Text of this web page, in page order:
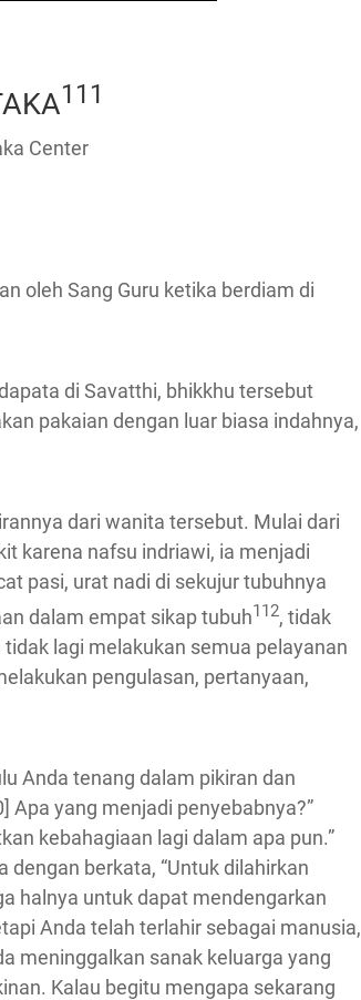
111
Center
oleh Sang Guru ketika berdiam di
di Savatthi, bhikkhu tersebut
pakaian dengan luar biasa indahnya,
dari wanita tersebut. Mulai dari
karena nafsu indriawi, ia menjadi
pasi, urat nadi di sekujur tubuhnya
dalam empat sikap tubuh112, tidak
lagi melakukan semua pelayanan
pengulasan, pertanyaan,
Anda tenang dalam pikiran dan
Apa yang menjadi penyebabnya?”
kebahagiaan lagi dalam apa pun.”
berkata, “Untuk dilahirkan
halnya untuk dapat mendengarkan
Anda telah terlahir sebagai manusia,
meninggalkan sanak keluarga yang
Kalau begitu mengapa sekarang